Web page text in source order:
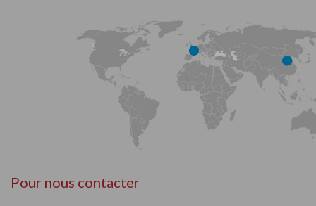
Pour nous contacter